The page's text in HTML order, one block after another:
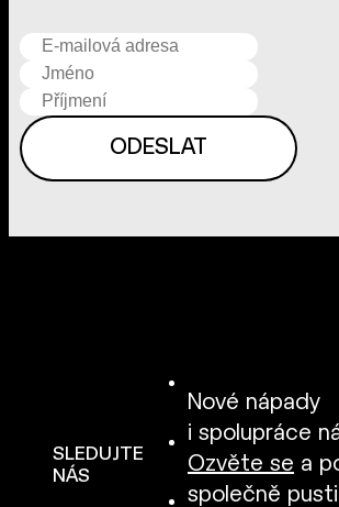
SLEDUJTE
NÁS
Nové nápady
i spolupráce
Ozvěte se a
společně